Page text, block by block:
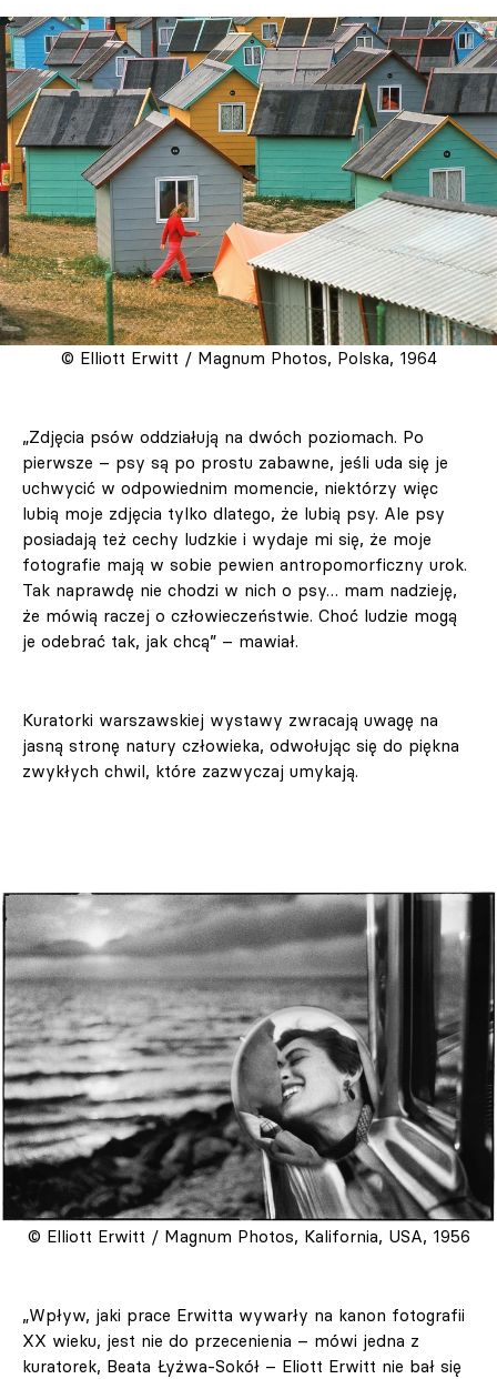
© Elliott Erwitt / Magnum Photos, Polska, 1964
„Zdjęcia psów oddziałują na dwóch poziomach. Po
pierwsze – psy są po prostu zabawne, jeśli uda się je
uchwycić w odpowiednim momencie, niektórzy więc
lubią moje zdjęcia tylko dlatego, że lubią psy. Ale psy
posiadają też cechy ludzkie i wydaje mi się, że moje
fotografie mają w sobie pewien antropomorficzny urok.
Tak naprawdę nie chodzi w nich o psy… mam nadzieję,
że mówią raczej o człowieczeństwie. Choć ludzie mogą
je odebrać tak, jak chcą” – mawiał.
Kuratorki warszawskiej wystawy zwracają uwagę na
jasną stronę natury człowieka, odwołując się do piękna
zwykłych chwil, które zazwyczaj umykają.
© Elliott Erwitt / Magnum Photos, Kalifornia, USA, 1956
„Wpływ, jaki prace Erwitta wywarły na kanon fotografii
XX wieku, jest nie do przecenienia – mówi jedna z
kuratorek, Beata Łyżwa-Sokół – Eliott Erwitt nie bał się